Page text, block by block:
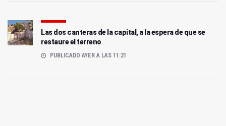
Las dos canteras de la capital, a la espera de que se
restaure el terreno
PUBLICADO AYER A LAS 11:21